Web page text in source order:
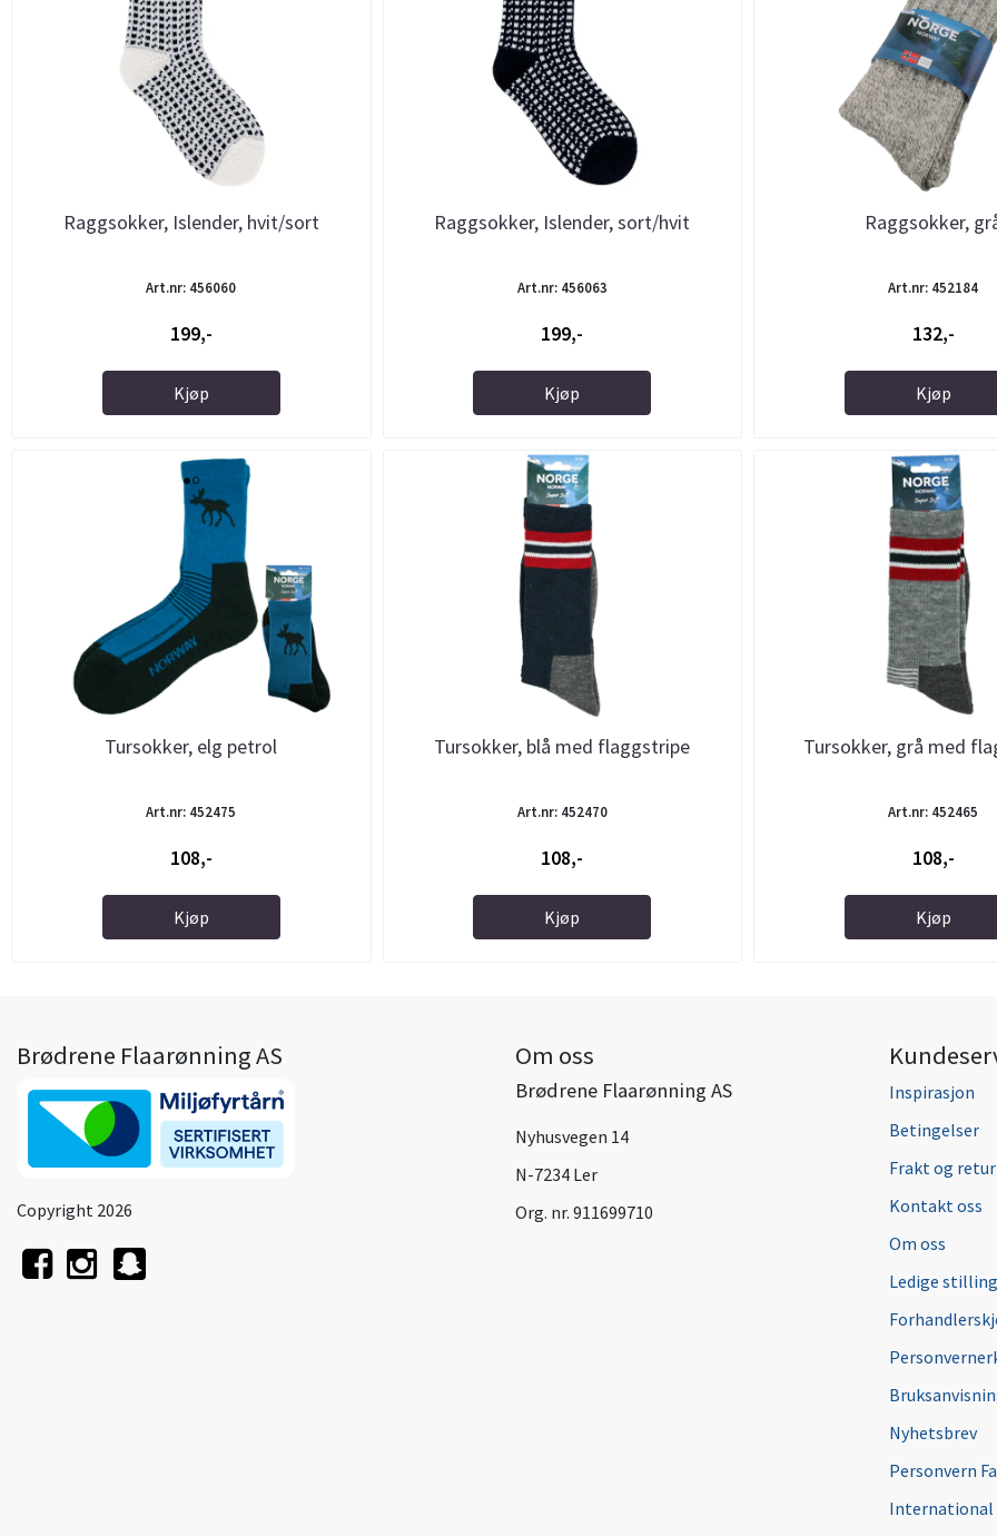
Raggsokker, Islender, hvit/sort
Art.nr: 456060
199,-
Kjøp
Raggsokker, Islender, sort/hvit
Art.nr: 456063
199,-
Kjøp
Raggsokker,
Art.nr: 452184
132,-
Kjøp
Tursokker, elg petrol
Art.nr: 452475
108,-
Kjøp
Tursokker, blå med flaggstripe
Art.nr: 452470
108,-
Kjøp
Tursokker, grå med
Art.nr: 452465
108,-
Kjøp
Brødrene Flaarønning AS
Copyright 2026
Om oss
Brødrene Flaarønning AS
Nyhusvegen 14
N-7234 Ler
Org. nr. 911699710
Inspirasjon
Betingelser
Frakt og retur
Kontakt oss
Om oss
Ledige
Nyhetsbrev
Personvern
International